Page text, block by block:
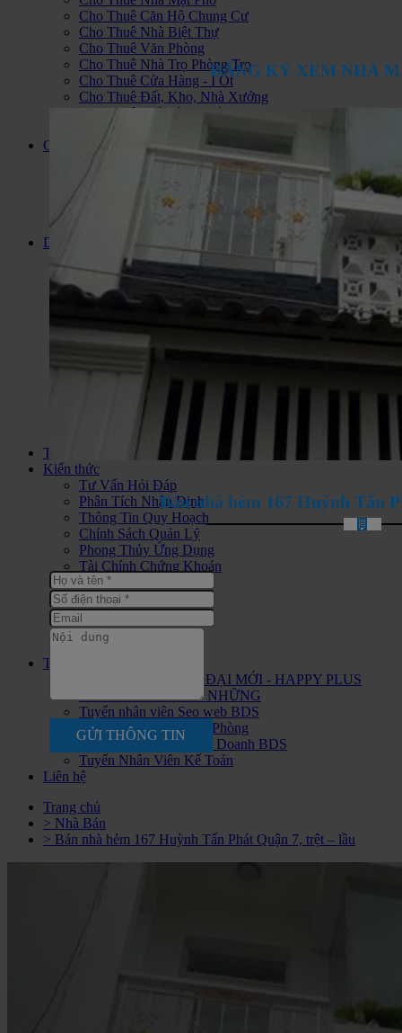
Cho Thuê Căn Hộ Chung Cư
Cho Thuê Nhà Biệt Thự
Cho Thuê Văn Phòng
Cho Thuê Nhà Trọ Phòng Trọ
Cho Thuê Cửa Hàng - I Ốt
Cho Thuê Đất, Kho, Nhà Xưởng
Cho Thuê Nhà Làm Khách Sạn
Cho Thuê Căn Hộ Dịch Vụ
Căn Hộ Quận 7
Cho Thuê Căn Hộ Q7
Căn Hộ Hoàng Anh Thanh Bình
Căn Hộ Sunrise City
Dự án
Đất Nền Dự Án
Căn Hộ Cao Cấp
Biệt Thự Liền Kề
Biệt Thự Biển
Nhà Ở Xã Hội
Khu Du Lịch Nghĩ Dưỡng
Căn hộ Jamona City Quận 7
Bán Khách Sạn Vũng Tàu
Khu Phức Hợp
Bán Nhà Đất Huyện Cần Giờ
Thông tin
Kiến thức
Tư Vấn Hỏi Đáp
Phân Tích Nhận Định
Thông Tin Quy Hoạch
Chính Sách Quản Lý
Phong Thủy Ứng Dụng
Tài Chính Chứng Khoán
Tin Tức Thị Trường
Bất Động Sản Thế Giới
Thiết Kế Xây Dựng
Tư Vấn Kiến Trúc
Ngoại Thất Nội Thất
Tuyển dụng
CHIẾN BINH THỜI ĐẠI MỚI - HAPPY PLUS
ĐANG ĐÓN CHÀO NHỮNG
Tuyển nhân viên Seo web BDS
Tuyển Nhân Viên Văn Phòng
Tuyển Nhân Viên Kinh Doanh BDS
Tuyển Nhân Viên Kế Toán
Liên hệ
Trang chủ
> Nhà Bán
> Bán nhà hẻm 167 Huỳnh Tấn Phát Quận 7, trệt – lầu
ĐĂNG KÝ XEM NHÀ
Bán nhà hẻm 167 Huỳnh Tấn
GỬI THÔNG TIN